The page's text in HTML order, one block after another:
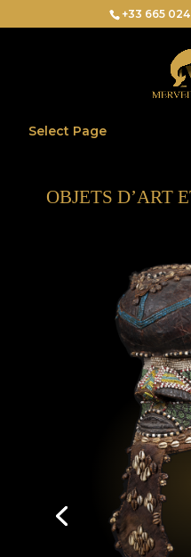
+33 665
Select Page
OBJETS D’ART